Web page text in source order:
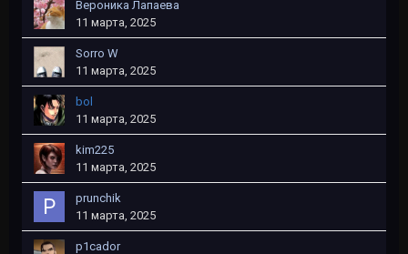
Вероника Лапаева
11 марта, 2025
Sorro W
11 марта, 2025
bol
11 марта, 2025
kim225
11 марта, 2025
prunchik
11 марта, 2025
p1cador